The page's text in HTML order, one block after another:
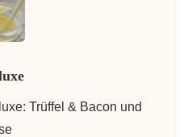
Trüffel & Bacon und